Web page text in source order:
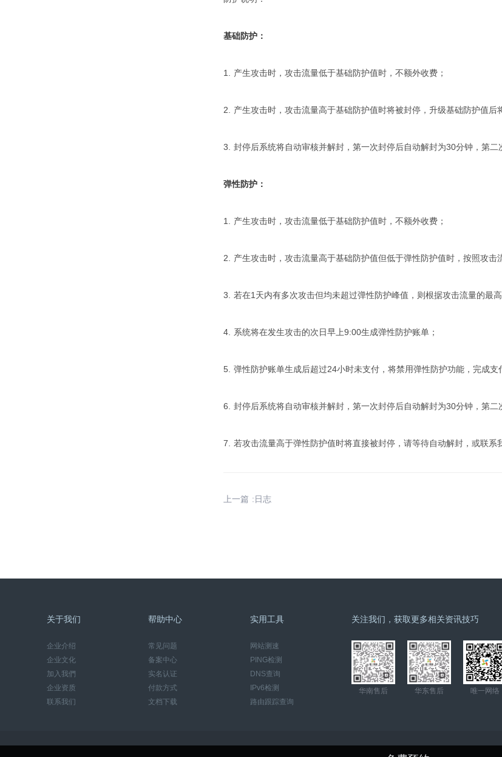
基础防护：
1. 产生攻击时，攻击流量低于基础防护值时，不额外收费；
2. 产生攻击时，攻击流量高于基础防护值时将被封停，升级基础防护值后
3. 封停后系统将自动审核并解封，第一次封停后自动解封为30分钟，第二
弹性防护：
1. 产生攻击时，攻击流量低于基础防护值时，不额外收费；
2. 产生攻击时，攻击流量高于基础防护值但低于弹性防护值时，按照攻击
3. 若在1天内有多次攻击但均未超过弹性防护峰值，则根据攻击流量的最高
4. 系统将在发生攻击的次日早上9:00生成弹性防护账单；
5. 弹性防护账单生成后超过24小时未支付，将禁用弹性防护功能，完成支
6. 封停后系统将自动审核并解封，第一次封停后自动解封为30分钟，第二
7. 若攻击流量高于弹性防护值时将直接被封停，请等待自动解封，或联系
上一篇 :日志
关于我们
企业介绍
企业文化
加入我們
企业资质
联系我们
帮助中心
常见问题
备案中心
实名认证
付款方式
文档下载
实用工具
网站测速
PING检测
DNS查询
IPv6检测
路由跟踪查询
关注我们，获取更多相关资讯技巧
华南售后 华东售后 唯一网络